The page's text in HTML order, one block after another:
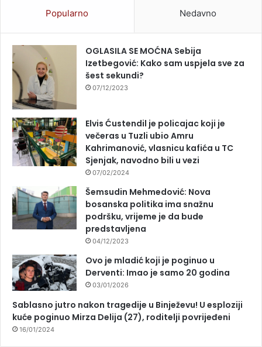
Popularno Nedavno
OGLASILA SE MOĆNA Sebija
Izetbegović: Kako sam uspjela sve za
šest sekundi?
07/12/2023
Elvis Ćustendil je policajac koji je
večeras u Tuzli ubio Amru
Kahrimanović, vlasnicu kafića u TC
Sjenjak, navodno bili u vezi
07/02/2024
Šemsudin Mehmedović: Nova
bosanska politika ima snažnu
podršku, vrijeme je da bude
predstavljena
04/12/2023
Ovo je mladić koji je poginuo u
Derventi: Imao je samo 20 godina
03/01/2026
Sablasno jutro nakon tragedije u Binježevu! U esploziji
kuće poginuo Mirza Delija (27), roditelji povrijeđeni
16/01/2024